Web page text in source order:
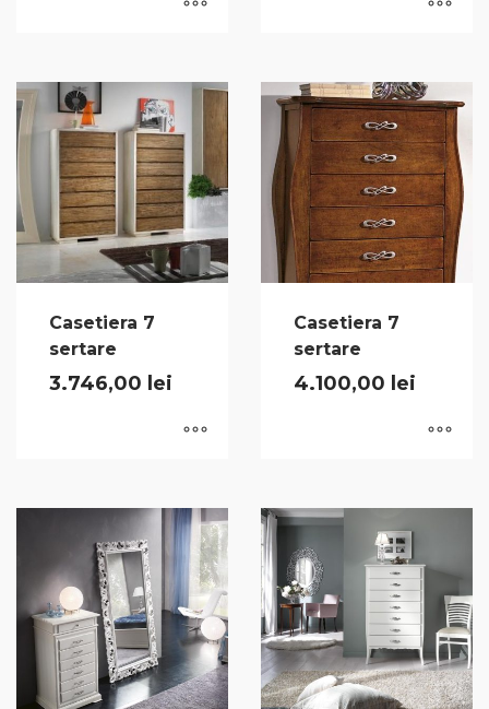
Casetiera 7
sertare
3.746,00 lei
Casetiera 7
sertare
4.100,00 lei